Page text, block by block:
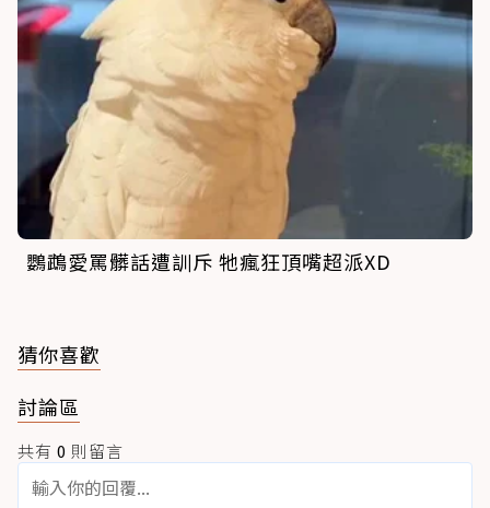
鸚鵡愛罵髒話遭訓斥 牠瘋狂頂嘴超派XD
猜你喜歡
討論區
共有 0 則留言